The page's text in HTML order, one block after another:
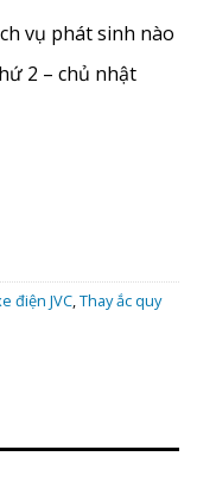
vụ phát sinh nào
2 – chủ nhật
F1 quantity
điện JVC Thay ắc quy